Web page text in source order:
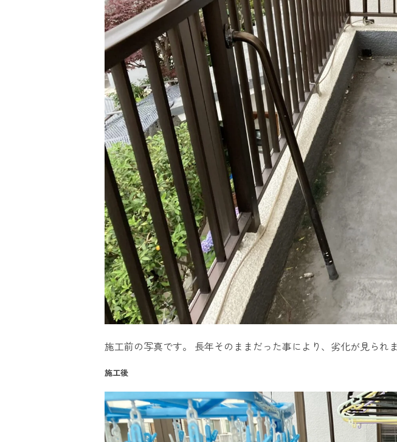
施工前の写真です。 長年そのままだった事により、劣化が見られま
施工後